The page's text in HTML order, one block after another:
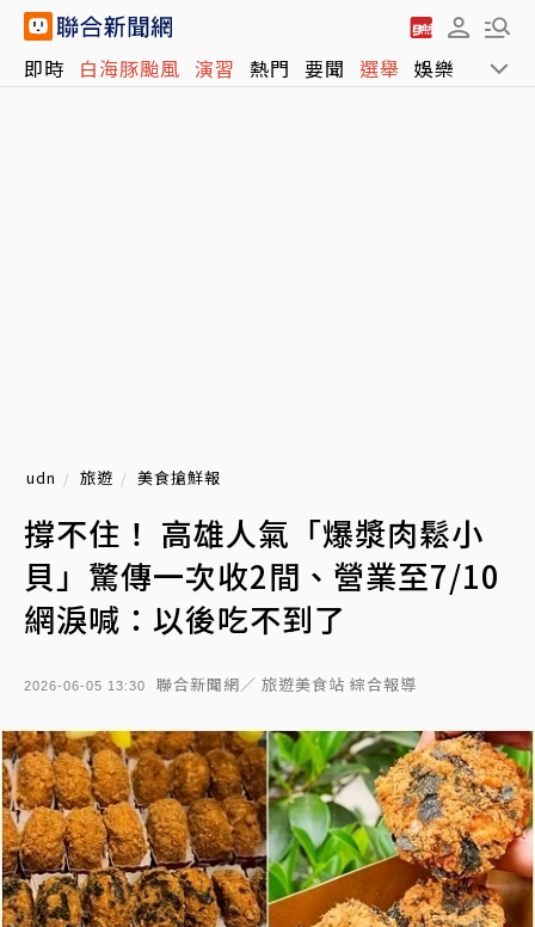
即時 白海豚颱風 演習 熱門 要聞 選舉 娛樂 運動
udn 旅遊 美食搶鮮報
撐不住！ 高雄人氣「爆漿肉鬆小
貝」驚傳一次收2間、營業至7/10
網淚喊：以後吃不到了
2026-06-05 13:30 聯合新聞網／ 旅遊美食站 綜合報導